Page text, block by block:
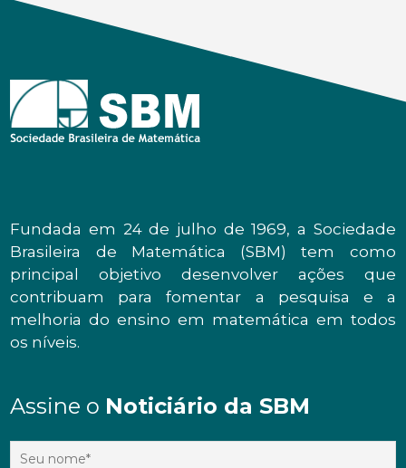
Fundada em 24 de julho de 1969, a Sociedade
Brasileira de Matemática (SBM) tem como
principal objetivo desenvolver ações que
contribuam para fomentar a pesquisa e a
melhoria do ensino em matemática em todos
os níveis.
Assine o Noticiário da SBM